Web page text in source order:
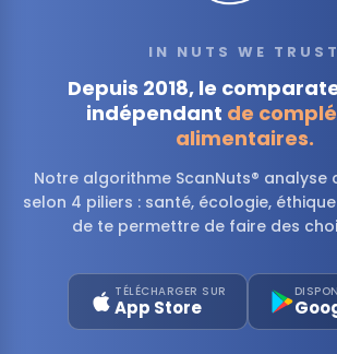
IN NUTS WE TRUST
Depuis 2018, le
indépendant de
alimentaires.
Notre algorithme ScanNuts® analyse
selon 4 piliers : santé, écologie,
de te permettre de faire des
TÉLÉCHARGER SUR
App Store